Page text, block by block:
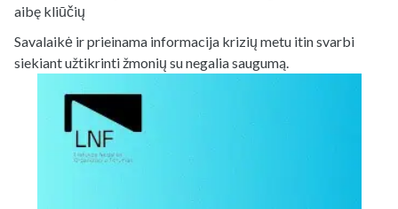
aibę kliūčių
Savalaikė ir prieinama informacija krizių metu itin svarbi
siekiant užtikrinti žmonių su negalia saugumą.